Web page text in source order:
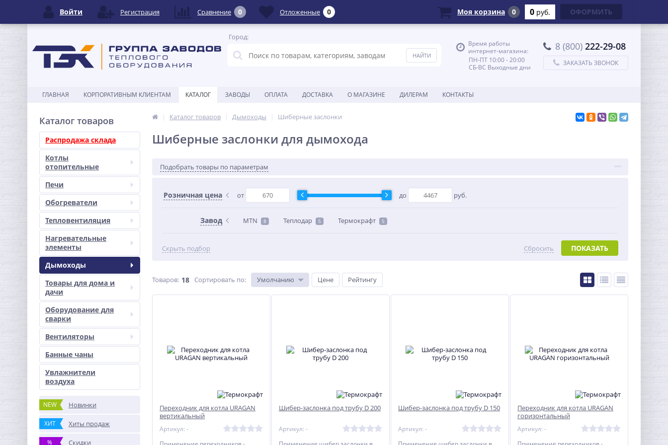
Город:
Время работы
интернет-магазина:
ПН-ПТ 10:00 - 20:00
СБ-ВС Выходные дни
8 (800) 222-29-08
ЗАКАЗАТЬ ЗВОНОК
ГЛАВНАЯ КОРПОРАТИВНЫМ КЛИЕНТАМ КАТАЛОГ ЗАВОДЫ ОПЛАТА ДОСТАВКА О МАГАЗИНЕ ДИЛЕРАМ КОНТАКТЫ
Каталог товаров
Распродажа склада
Котлы
отопительные
Печи
Обогреватели
Тепловентиляция
Нагревательные
элементы
Дымоходы
Товары для дома и
дачи
Оборудование для
сварки
Вентиляторы
Банные чаны
Увлажнители
воздуха
NEW Новинки
ХИТ Хиты продаж
% Скидки
Каталог товаров Дымоходы Шиберные заслонки
Шиберные заслонки для дымохода
Подобрать товары по параметрам
Розничная цена от до руб.
Завод MTN 8 Теплодар 5 Термокрафт 5
Скрыть подбор ПОКАЗАТЬ
Сбросить
Товаров: 18 Сортировать по: Умолчанию Цене Рейтингу
Переходник для котла URAGAN
вертикальный
Артикул: -
Шибер-заслонка под трубу D 200
Артикул: -
Шибер-заслонка под трубу D 150
Артикул: -
Переходник для котла URAGAN
горизонтальный
Артикул: -
Войти Регистрация Сравнение 0 Отложенные 0 Моя корзина 0 0 руб. ОФОРМИТЬ